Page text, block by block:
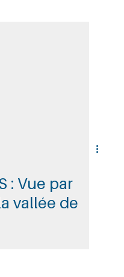
: Vue par
vallée de